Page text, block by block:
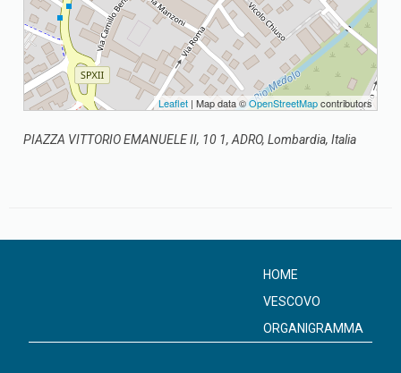
Leaflet | Map data ©OpenStreetMapcontributors
PIAZZA VITTORIO EMANUELE II, 10 1, ADRO, Lombardia, Italia
HOME
VESCOVO
ORGANIGRAMMA